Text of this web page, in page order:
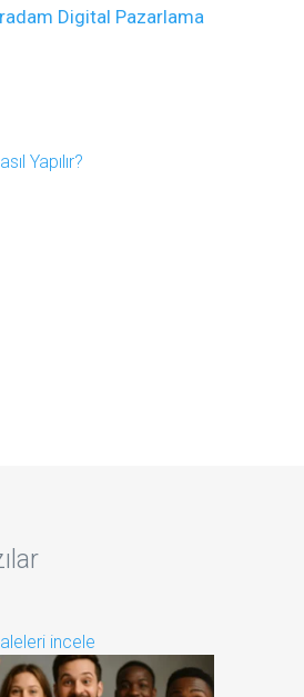
Digital Pazarlama
Yapılır?
incele